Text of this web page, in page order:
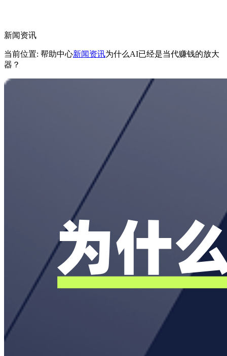
新闻资讯
当前位置: 帮助中心新闻资讯为什么AI已经是当代赚钱的放大
器？